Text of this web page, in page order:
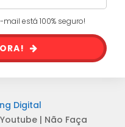
está 100% seguro!
Digital
| Não Faça